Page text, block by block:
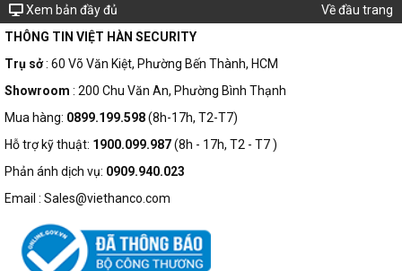
Xem bản đầy đủ
Về đầu trang
THÔNG TIN VIỆT HÀN SECURITY
Trụ sở: 60 Võ Văn Kiệt, Phường Bến Thành, HCM
Showroom : 200 Chu Văn An, Phường Bình Thạnh
Mua hàng: 0899.199.598(8h-17h, T2-T7)
Hỗ trợ kỹ thuật: 1900.099.987(8h - 17h, T2 - T7 )
Phản ánh dịch vụ: 0909.940.023
Email : Sales@viethanco.com